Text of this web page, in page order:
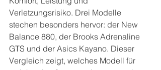
Verletzungsrisiko. Drei Modelle
stechen besonders hervor: der New
Balance 880, der Brooks Adrenaline
GTS und der Asics Kayano. Dieser
Vergleich zeigt, welches Modell für